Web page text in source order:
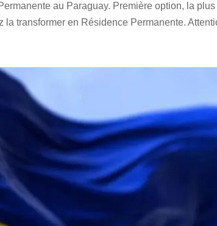
au Paraguay. Première option, la
transformer en Résidence Permanente.